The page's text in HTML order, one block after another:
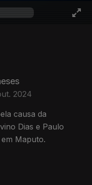
2024
causa da
Dias e Paulo
Maputo.